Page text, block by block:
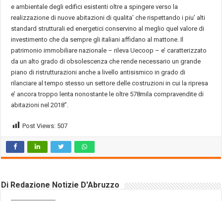
e ambientale degli edifici esistenti oltre a spingere verso la
realizzazione di nuove abitazioni di qualita’ che rispettando i piu’ alti
standard strutturali ed energetici conservino al meglio quel valore di
investimento che da sempre gli italiani affidano al mattone. Il
patrimonio immobiliare nazionale – rileva Uecoop – e’ caratterizzato
da un alto grado di obsolescenza che rende necessario un grande
piano di ristrutturazioni anche a livello antisismico in grado di
rilanciare al tempo stesso un settore delle costruzioni in cui la ripresa
e’ ancora troppo lenta nonostante le oltre 578mila compravendite di
abitazioni nel 2018”.
Post Views: 507
Di Redazione Notizie D'Abruzzo